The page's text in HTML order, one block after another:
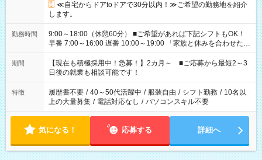
≪自宅からドアtoドアで30分以内！≫ご希望の勤務地を紹介
します。
勤務時間
9:00～18:00（休憩60分） ■ご希望があれば下記シフトもOK！
早番 7:00～16:00 遅番 10:00～19:00 「家族と休みを合わせた
い」 「余裕を持って夕飯の準備がしたい」 「できれば残業はし
たくない」 など、ご希望を教えてくださいね。 ※Wワーク希望
の方へ 今ご覧のお仕事で希望する勤務時間と、もう1つのお仕事
の勤務時間。 合計で週40時間を超える場合は応募できません。
期間
【現在も積極採用中！急募！】2カ月～ ■ご応募から最短2～3
日後の就業も相談可能です！
特徴 履歴書不要 / 40～50代活躍中 / 服装自由 / シフト勤務 / 10名以
上の大量募集 / 電話対応なし / パソコンスキル不要
気になる！ 応募する 詳細へ